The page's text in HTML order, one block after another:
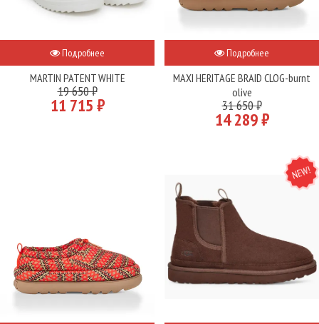
Подробнее
MARTIN PATENT WHITE
19 650 ₽
11 715 ₽
Подробнее
MAXI HERITAGE BRAID CLOG-burnt
olive
31 650 ₽
14 289 ₽
NEW